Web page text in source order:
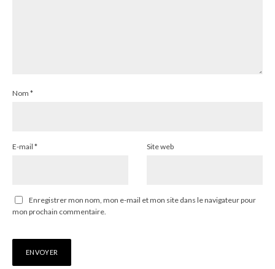
Nom *
E-mail * Site web
Enregistrer mon nom, mon e-mail et mon site dans le navigateur pour
mon prochain commentaire.